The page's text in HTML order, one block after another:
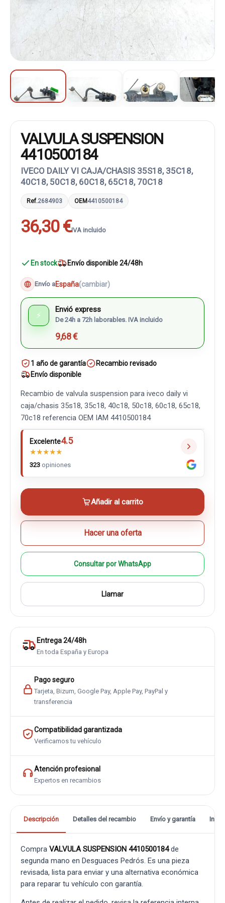
VALVULA SUSPENSION
4410500184
IVECO DAILY VI CAJA/CHASIS 35S18, 35C18,
40C18, 50C18, 60C18, 65C18, 70C18
Ref.2684903 OEM4410500184
36,30 €IVA incluido
En stock Envío disponible 24/48h
Envío aEspaña(cambiar)
⚡
Envió express
De 24h a 72h laborables. IVA incluido
9,68 €
1 año de garantía
Recambio revisado
Envío disponible
Recambio de valvula suspension para iveco daily vi
caja/chasis 35s18, 35c18, 40c18, 50c18, 60c18, 65c18,
70c18 referencia OEM IAM 4410500184
Excelente4.5
★★★★★
323 opiniones
Añadir al carrito
Hacer una oferta
Consultar por WhatsApp
Llamar
Entrega 24/48h
En toda España y Europa
Pago seguro
Tarjeta, Bizum, Google Pay, Apple Pay, PayPal y
transferencia
Compatibilidad garantizada
Verificamos tu vehículo
Atención profesional
Expertos en recambios
Descripción Detalles del recambio Envío y garantía
Compra VALVULA SUSPENSION 4410500184de
segunda mano en Desguaces Pedrós. Es una pieza
revisada, lista para enviar y una alternativa económica
para reparar tu vehículo con garantía.